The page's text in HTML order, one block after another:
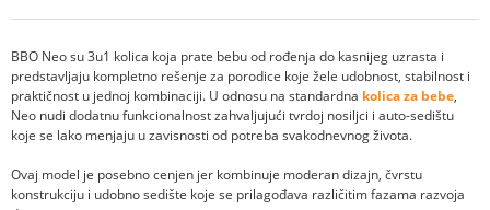
BBO Neo su 3u1 kolica koja prate bebu od rođenja do kasnijeg uzrasta i
predstavljaju kompletno rešenje za porodice koje žele udobnost, stabilnost i
praktičnost u jednoj kombinaciji. U odnosu na standardna kolica za bebe,
Neo nudi dodatnu funkcionalnost zahvaljujući tvrdoj nosiljci i auto-sedištu
koje se lako menjaju u zavisnosti od potreba svakodnevnog života.
Ovaj model je posebno cenjen jer kombinuje moderan dizajn, čvrstu
konstrukciju i udobno sedište koje se prilagođava različitim fazama razvoja